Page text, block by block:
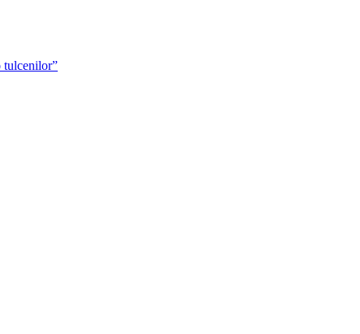
tulcenilor”